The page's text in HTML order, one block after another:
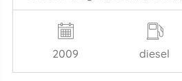
2009 diesel